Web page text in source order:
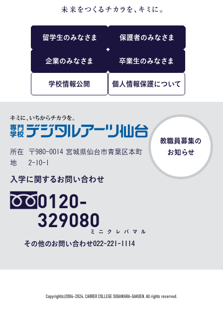
留学生のみなさま 保護者のみなさま
企業のみなさま 卒業生のみなさま
学校情報公開 個人情報保護について
所在
地
〒980-0014 宮城県仙台市青葉区本町
2-10-1
入学に関するお問い合わせ
0120-
329080
ミニクレバマル
その他のお問い合わせ022-221-1114
教職員募集の
お知らせ
Copyright(c)2004-2024. CARRER COLLEGE SUGAWARA-GAKUEN. All rights reserved.